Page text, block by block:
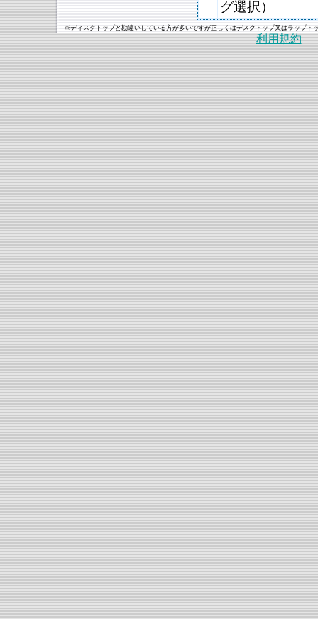
グ選択）
※ディスクトップと勘違いしている方が多いですが正しくはデスクトップ又はラップト
利用規約